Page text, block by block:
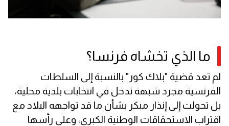
ما الذي تخشاه فرنسا؟
لم تعد قضية "بلاك كور" بالنسبة إلى السلطات
الفرنسية مجرد شبهة تدخل في انتخابات بلدية محلية،
بل تحولت إلى إنذار مبكر بشأن ما قد تواجهه البلاد مع
اقتراب الاستحقاقات الوطنية الكبرى، وعلى رأسها